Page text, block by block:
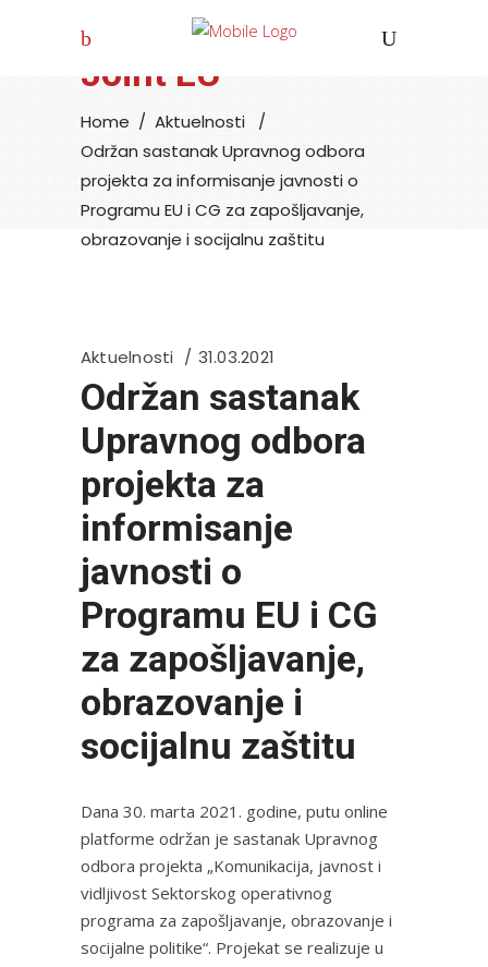
Joint EU
Home / Aktuelnosti
/
Održan sastanak Upravnog odbora
projekta za informisanje javnosti o
Programu EU i CG za zapošljavanje,
obrazovanje i socijalnu zaštitu
Aktuelnosti 31.03.2021
Održan sastanak
Upravnog odbora
projekta za
informisanje
javnosti o
Programu EU i CG
za zapošljavanje,
obrazovanje i
socijalnu zaštitu
Dana 30. marta 2021. godine, putu online
platforme održan je sastanak Upravnog
odbora projekta „Komunikacija, javnost i
vidljivost Sektorskog operativnog
programa za zapošljavanje, obrazovanje i
socijalne politike“. Projekat se realizuje u